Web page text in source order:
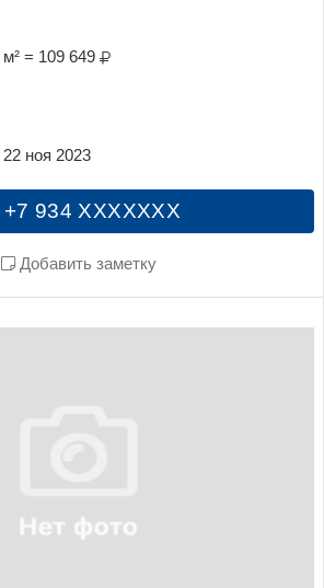
м² = 109 649
+7 934 XXXXXXX
Добавить заметку
22 ноя 2023